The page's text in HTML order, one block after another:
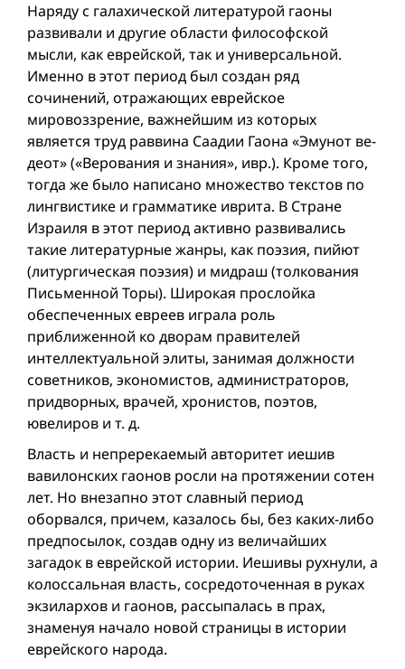
Наряду с галахической литературой гаоны
развивали и другие области философской
мысли, как еврейской, так и универсальной.
Именно в этот период был создан ряд
сочинений, отражающих еврейское
мировоззрение, важнейшим из которых
является труд раввина Саадии Гаона «Эмунот ве-
деот» («Верования и знания», ивр.). Кроме того,
тогда же было написано множество текстов по
лингвистике и грамматике иврита. В Стране
Израиля в этот период активно развивались
такие литературные жанры, как поэзия, пийют
(литургическая поэзия) и мидраш (толкования
Письменной Торы). Широкая прослойка
обеспеченных евреев играла роль
приближенной ко дворам правителей
интеллектуальной элиты, занимая должности
советников, экономистов, администраторов,
придворных, врачей, хронистов, поэтов,
ювелиров и т. д.
Власть и непререкаемый авторитет иешив
вавилонских гаонов росли на протяжении сотен
лет. Но внезапно этот славный период
оборвался, причем, казалось бы, без каких-либо
предпосылок, создав одну из величайших
загадок в еврейской истории. Иешивы рухнули, а
колоссальная власть, сосредоточенная в руках
экзилархов и гаонов, рассыпалась в прах,
знаменуя начало новой страницы в истории
еврейского народа.